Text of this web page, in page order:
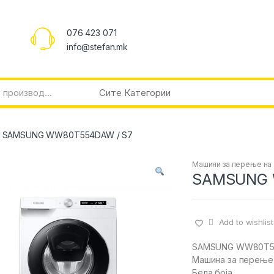
076 423 071
info@stefan.mk
SAMSUNG WW80T554DAW / S7
Машини за перење на
Add to wishlist
SAMSUNG
Машина за